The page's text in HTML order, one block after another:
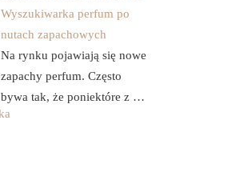
Wyszukiwarka perfum po
nutach zapachowych
Na rynku pojawiają się nowe
zapachy perfum. Często
bywa tak, że poniektóre z …